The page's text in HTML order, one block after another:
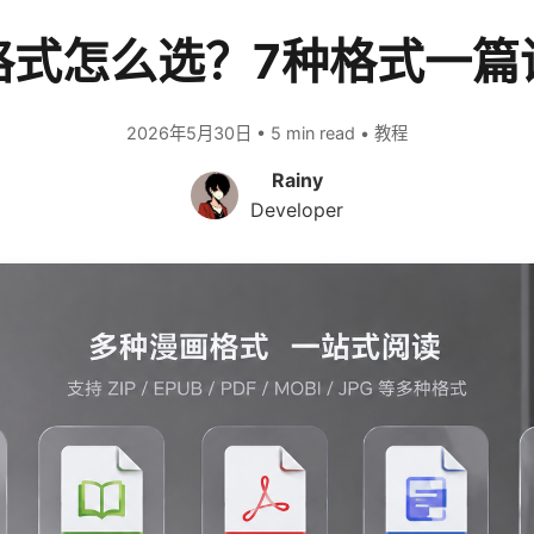
式怎么选？7种格式一篇
2026年5月30日 • 5 min read • 教程
Rainy
Developer